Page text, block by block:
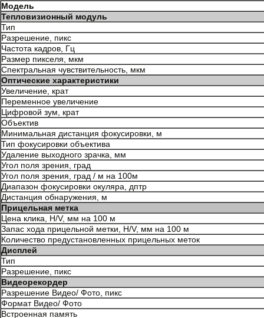
Модель
Тепловизионный модуль
Тип
Разрешение, пикс
Частота кадров, Гц
Размер пикселя, мкм
Спектральная чувствительность, мкм
Оптические характеристики
Увеличение, крат
Переменное увеличение
Цифровой зум, крат
Объектив
Минимальная дистанция фокусировки, м
Тип фокусировки объектива
Удаление выходного зрачка, мм
Угол поля зрения, град
Угол поля зрения, град / м на 100м
Диапазон фокусировки окуляра, дптр
Дистанция обнаружения, м
Прицельная метка
Цена клика, H/V, мм на 100 м
Запас хода прицельной метки, H/V, мм на 100 м
Количество предустановленных прицельных меток
Дисплей
Тип
Разрешение, пикс
Видеорекордер
Разрешение Видео/ Фото, пикс
Формат Видео/ Фото
Встроенная память